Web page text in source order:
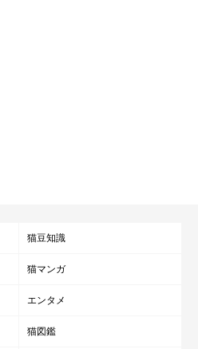
猫豆知識
猫マンガ
エンタメ
猫図鑑